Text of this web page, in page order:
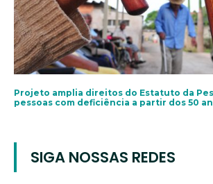
Projeto amplia direitos do Estatuto da
pessoas com deficiência a partir dos 50
SIGA NOSSAS REDES